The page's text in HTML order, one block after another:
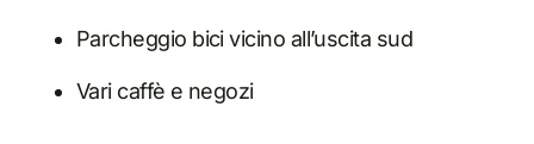
Parcheggio bici vicino all’uscita sud
Vari caffè e negozi